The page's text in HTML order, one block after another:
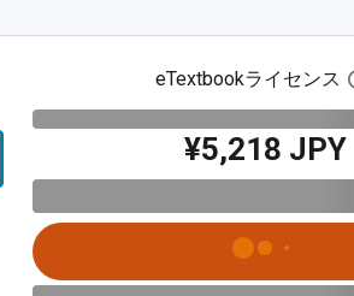
eTextbookライセンス
¥5,218 JPY